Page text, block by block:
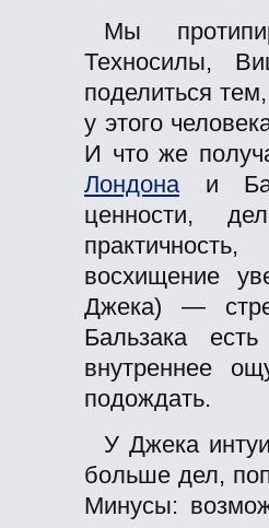
Мы
Техносилы,
поделиться
у этого
И что же
Лондона и
ценности,
восхищение
Джека) —
Бальзака
внутреннее
подождать.
У Джека
больше дел,
Минусы: